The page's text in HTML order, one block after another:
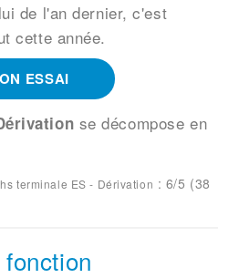
de l'an dernier, c'est
cette année.
ESSAI
se décompose en
terminale ES - Dérivation : 6/5 (38